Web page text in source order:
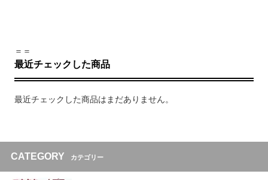
＝＝
最近チェックした商品
最近チェックした商品はまだありません。
CATEGORY カテゴリー